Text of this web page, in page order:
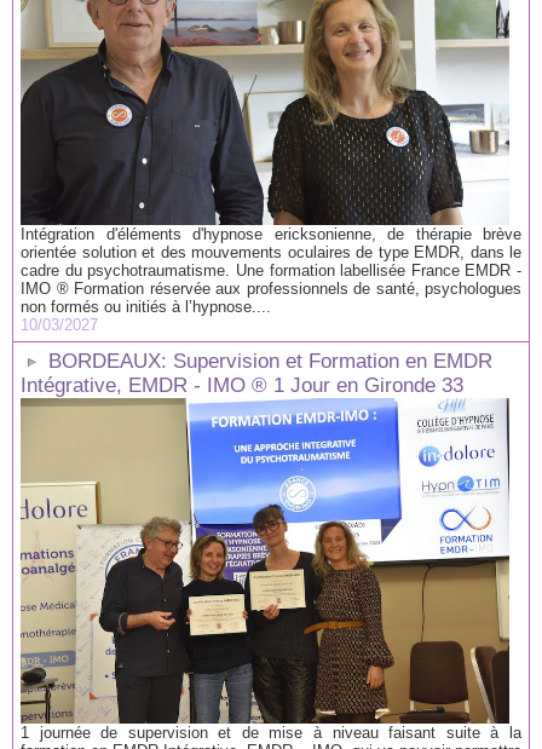
Intégration d'éléments d'hypnose ericksonienne, de thérapie brève
orientée solution et des mouvements oculaires de type EMDR, dans le
cadre du psychotraumatisme. Une formation labellisée France EMDR -
IMO ® Formation réservée aux professionnels de santé, psychologues
non formés ou initiés à l’hypnose....
10/03/2027
BORDEAUX: Supervision et Formation en EMDR
Intégrative, EMDR - IMO ® 1 Jour en Gironde 33
1 journée de supervision et de mise à niveau faisant suite à la